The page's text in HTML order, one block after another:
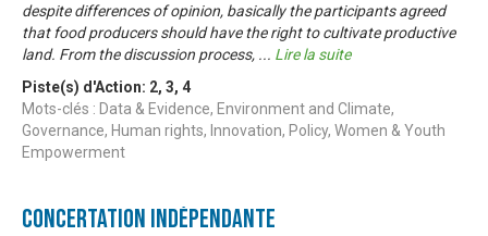
despite differences of opinion, basically the participants agreed
that food producers should have the right to cultivate productive
land. From the discussion process, ... Lire la suite
Piste(s) d'Action: 2, 3, 4
Mots-clés : Data & Evidence, Environment and Climate,
Governance, Human rights, Innovation, Policy, Women & Youth
Empowerment
Concertation Indépendante